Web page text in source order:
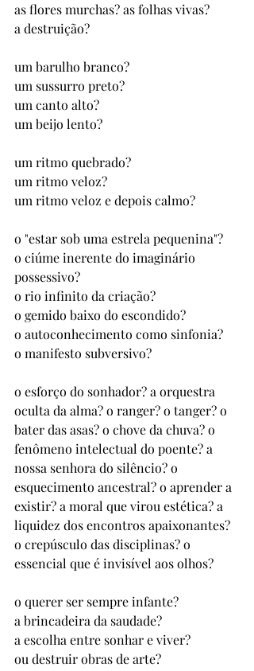
as flores murchas? as folhas vivas?
a destruição?
um barulho branco?
um sussurro preto?
um canto alto?
um beijo lento?
um ritmo quebrado?
um ritmo veloz?
um ritmo veloz e depois calmo?
o "estar sob uma estrela pequenina"?
o ciúme inerente do imaginário
possessivo?
o rio infinito da criação?
o gemido baixo do escondido?
o autoconhecimento como sinfonia?
o manifesto subversivo?
o esforço do sonhador? a orquestra
oculta da alma? o ranger? o tanger? o
bater das asas? o chove da chuva? o
fenômeno intelectual do poente? a
nossa senhora do silêncio? o
esquecimento ancestral? o aprender a
existir? a moral que virou estética? a
liquidez dos encontros apaixonantes?
o crepúsculo das disciplinas? o
essencial que é invisível aos olhos?
o querer ser sempre infante?
a brincadeira da saudade?
a escolha entre sonhar e viver?
ou destruir obras de arte?